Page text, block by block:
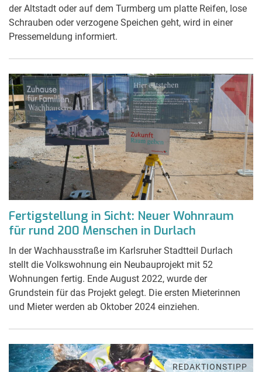
der Altstadt oder auf dem Turmberg um platte Reifen, lose
Schrauben oder verzogene Speichen geht, wird in einer
Pressemeldung informiert.
Fertigstellung in Sicht: Neuer Wohnraum
für rund 200 Menschen in Durlach
In der Wachhausstraße im Karlsruher Stadtteil Durlach
stellt die Volkswohnung ein Neubauprojekt mit 52
Wohnungen fertig. Ende August 2022, wurde der
Grundstein für das Projekt gelegt. Die ersten Mieterinnen
und Mieter werden ab Oktober 2024 einziehen.
REDAKTIONSTIPP